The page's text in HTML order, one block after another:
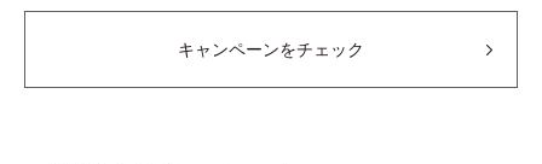
キャンペーンをチェック